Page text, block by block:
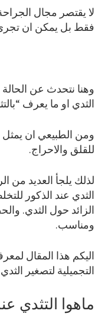
لا يقتصر مجال
فقط بل يمكن ان تجرى
وهنا نتحدث عن
الثدي او ما يعرف
ومن الطبيعي ان
للقلق والاحراج.
لذلك يلجأ العديد من
الثدي عند الذكور
الزائد حول الثدي.
ومناسب.
اليكم هذا المقال
التجميلية لتصغير
ماهوا التثدي